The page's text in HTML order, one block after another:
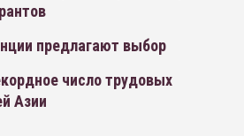
предлагают выбор
число трудовых
Азии